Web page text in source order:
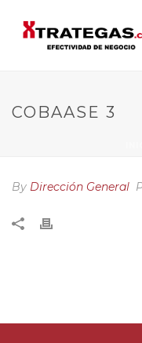
COBAASE 3
By Dirección General